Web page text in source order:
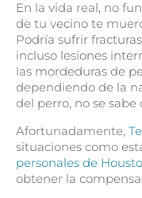
En la vida real, no
de tu vecino te
Podría sufrir
incluso lesiones
las mordeduras de
dependiendo de la
del perro, no se
Afortunadamente,
situaciones como
personales de
obtener la